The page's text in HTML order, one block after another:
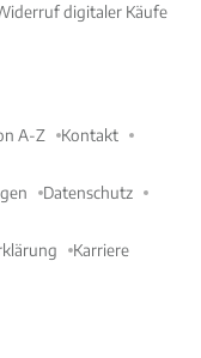
digitaler Käufe
A-Z Kontakt
Datenschutz
Karriere